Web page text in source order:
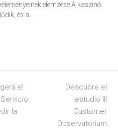
elemzése A kaszinó
és a…
el
la
next
post:
Descubre el
estudio III
Customer
Observatorium